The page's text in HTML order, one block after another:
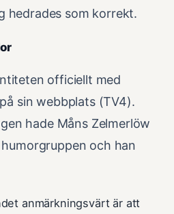
hedrades som korrekt.
officiellt med
sin webbplats (TV4).
hade Måns Zelmerlöw
och han
anmärkningsvärt är att